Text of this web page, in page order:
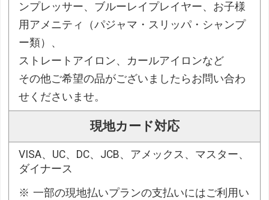
ンプレッサー、ブルーレイプレイヤー、お子様
用アメニティ（パジャマ・スリッパ・シャンプ
ー類）、
ストレートアイロン、カールアイロンなど
その他ご希望の品がございましたらお問い合わ
せくださいませ。
現地カード対応
VISA、UC、DC、JCB、アメックス、マスター、
ダイナース
一部の現地払いプランの支払いにはご利用い